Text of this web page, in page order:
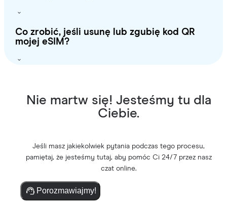
Co zrobić, jeśli usunę lub zgubię kod QR
mojej eSIM?
Nie martw się! Jesteśmy tu dla
Ciebie.
Jeśli masz jakiekolwiek pytania podczas tego procesu,
pamiętaj, że jesteśmy tutaj, aby pomóc Ci 24/7 przez nasz
czat online.
Porozmawiajmy!